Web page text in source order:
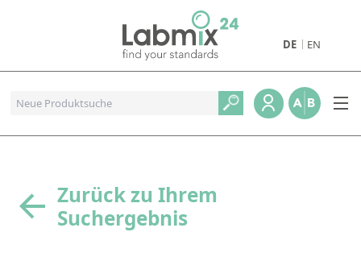
DE EN
Referenzstandards für die Industrie und Geologie
Zurück zu Ihrem
Suchergebnis